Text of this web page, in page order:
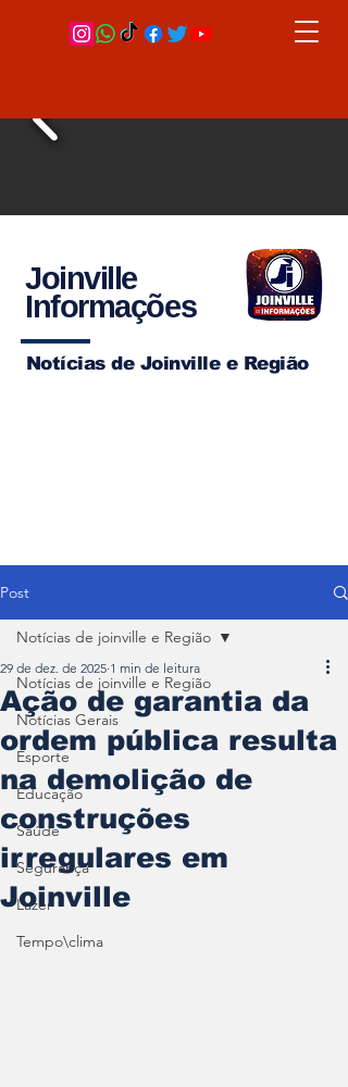
Joinville
Informações
Notícias de Joinville e Região
Post
Notícias de joinville e Região
Notícias Gerais
Esporte
Educação
Saúde
Segurança
Lazer
Tempo\clima
Notícias de joinville e Região
Ação de garantia da
ordem pública resulta
na demolição de
construções
irregulares em
Joinville
29 de dez. de 2025 1 min de leitura